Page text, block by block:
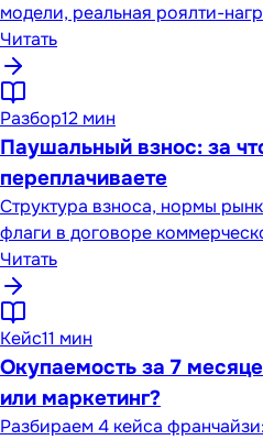
модели, реальная роялти-
Читать
Разбор12 мин
Паушальный взнос: за
переплачиваете
Структура взноса, нормы
флаги в договоре
Читать
Кейс11 мин
Окупаемость за 7
или маркетинг?
Разбираем 4 кейса